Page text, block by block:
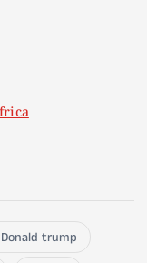
Donald trump